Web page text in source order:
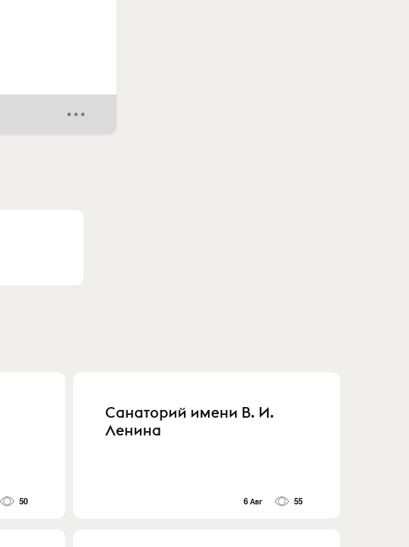
50
Санаторий имени В. И.
Ленина
6 Авг 55